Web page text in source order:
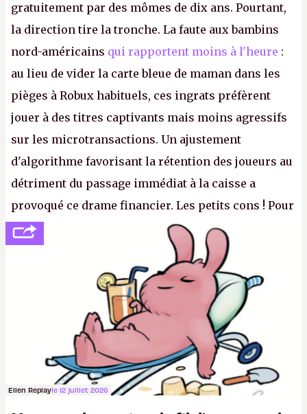
gratuitement par des mômes de dix ans. Pourtant,
la direction tire la tronche. La faute aux bambins
nord-américains qui rapportent moins à l'heure :
au lieu de vider la carte bleue de maman dans les
pièges à Robux habituels, ces ingrats préfèrent
jouer à des titres captivants mais moins agressifs
sur les microtransactions. Un ajustement
d'algorithme favorisant la rétention des joueurs au
détriment du passage immédiat à la caisse a
provoqué ce drame financier. Les petits cons ! Pour
se consoler, le PDG David Baszucki peut compter
sur le déblocage du jeu en Russie et l'explosion des
joueurs majeurs (+32 %). L'avenir appartient donc
aux adultes, qui ne sont jamais que des enfants
avec du pouvoir d'achat.P.
Ellen Replayle 12 juillet 2026